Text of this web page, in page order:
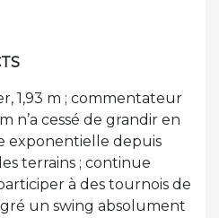
1,93 m ; commentateur
n’a cessé de grandir en
exponentielle depuis
terrains ; continue
à des tournois de
un swing absolument